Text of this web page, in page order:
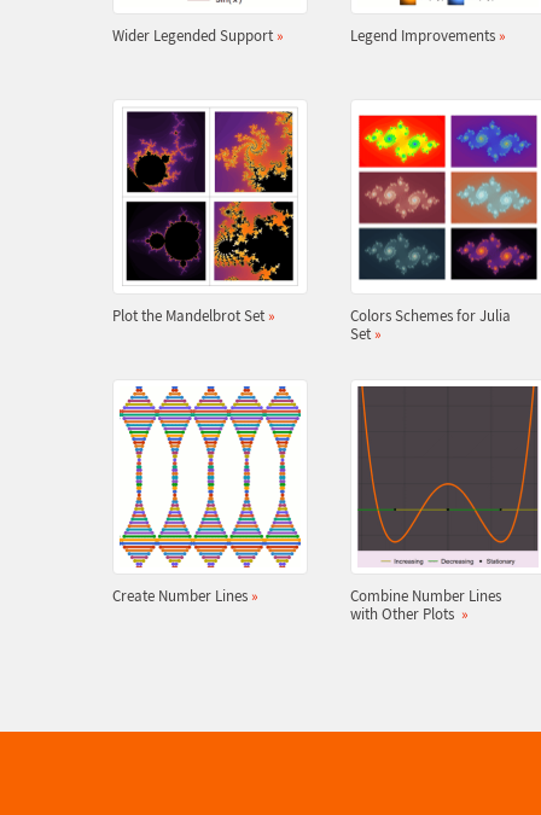
Wider Legended Support » Legend Improvements »
Plot the Mandelbrot Set »
Colors Schemes for Julia
Set »
Create Number Lines »
Combine Number Lines
with Other Plots »